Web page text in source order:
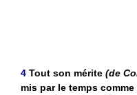
4 Tout son mérite (de
mis par le temps